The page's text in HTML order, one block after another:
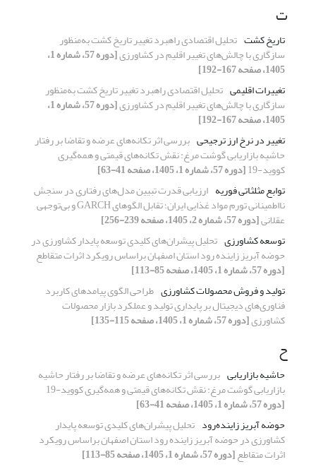
ت
تاریخ کشت تحلیل اقتصادی راهبرد تغییر تاریخ کشت به‌منظور
سازگاری با چالش‌های تغییر اقلیم در کشاورزی [دوره 57، شماره 1،
1405، صفحه 167-192]
تغییرات اقلیمی تحلیل اقتصادی راهبرد تغییر تاریخ کشت به‌منظور
سازگاری با چالش‌های تغییر اقلیم در کشاورزی [دوره 57، شماره 1،
1405، صفحه 167-192]
تغییر در نرخ ارز ترجیحی بررسی اثر تکانه‌های عرضه و تقاضا بر رفتار
حاشیه بازاریابی گوشت مرغ: نقش تکانه‌های قیمتی و همه‌گیری
کووید-19
[دوره 57، شماره 1، 1405، صفحه 41-63]
توابع مثلثاتی فوریه ارزیابی قدرت تبیین مدل‌های رفتاری در سنجش
نااطمینانی تورم مواد غذایی ایران؛ تقابل الگوهای GARCH و بی‌توجهی
عقلانی[دوره 57، شماره 2، 1405، صفحه 239-256]
توسعه کشاورزی تحلیل پیشران‌های کلیدی توسعه پایدار کشاورزی در
حوضه آبریز زاینده رود استان اصفهان براساس رویکرد اثرات متقاطع
[دوره 57، شماره 1، 1405، صفحه 85-113]
تولید و فروش محصولات کشاورزی طراحی الگوی پیامدهای کاربرد
فناوری‌های دیجیتال بر پایداری تولید و عملکرد بازار محصولات
کشاورزی[دوره 57، شماره 1، 1405، صفحه 115-135]
ح
حاشیه بازاریابی بررسی اثر تکانه‌های عرضه و تقاضا بر رفتار حاشیه
بازاریابی گوشت مرغ: نقش تکانه‌های قیمتی و همه‌گیری کووید-19
[دوره 57، شماره 1، 1405، صفحه 41-63]
حوضه آبریز زاینده‌رود تحلیل پیشران‌های کلیدی توسعه پایدار
کشاورزی در حوضه آبریز زاینده رود استان اصفهان براساس رویکرد
اثرات متقاطع[دوره 57، شماره 1، 1405، صفحه 85-113]